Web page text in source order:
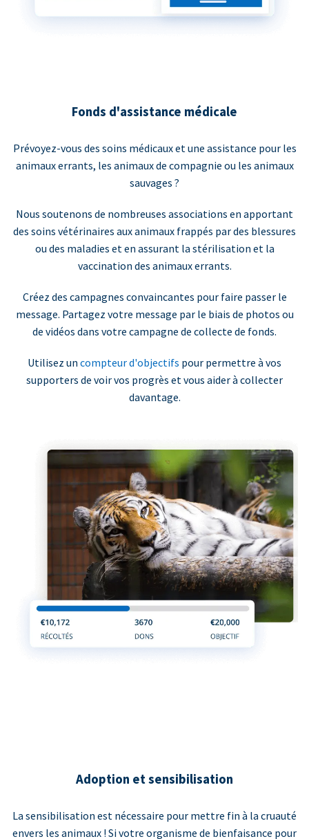
Fonds d'assistance médicale
Prévoyez-vous des soins médicaux et une assistance pour les
animaux errants, les animaux de compagnie ou les animaux
sauvages ?
Nous soutenons de nombreuses associations en apportant
des soins vétérinaires aux animaux frappés par des blessures
ou des maladies et en assurant la stérilisation et la
vaccination des animaux errants.
Créez des campagnes convaincantes pour faire passer le
message. Partagez votre message par le biais de photos ou
de vidéos dans votre campagne de collecte de fonds.
Utilisez un compteur d'objectifs pour permettre à vos
supporters de voir vos progrès et vous aider à collecter
davantage.
Adoption et sensibilisation
La sensibilisation est nécessaire pour mettre fin à la cruauté
envers les animaux ! Si votre organisme de bienfaisance pour